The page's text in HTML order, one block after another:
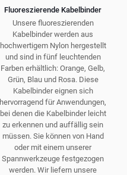
Fluoreszierende Kabelbinder
Unsere fluoreszierenden
Kabelbinder werden aus
hochwertigem Nylon hergestellt
und sind in fünf leuchtenden
Farben erhältlich: Orange, Gelb,
Grün, Blau und Rosa. Diese
Kabelbinder eignen sich
hervorragend für Anwendungen,
bei denen die Kabelbinder leicht
zu erkennen und auffällig sein
müssen. Sie können von Hand
oder mit einem unserer
Spannwerkzeuge festgezogen
werden. Wir liefern unsere